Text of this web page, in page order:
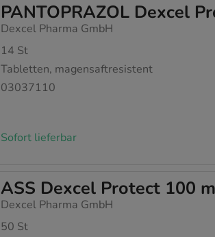
PANTOPRAZOL Dexcel
Dexcel Pharma GmbH
14 St
Tabletten, magensaftresistent
03037110
Sofort lieferbar
ASS Dexcel Protect 100
Dexcel Pharma GmbH
50 St